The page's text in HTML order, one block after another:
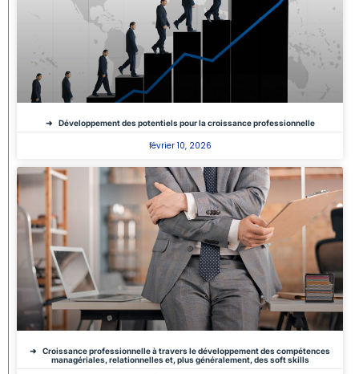
Développement des potentiels pour la croissance professionnelle
février 10, 2026
Croissance professionnelle à travers le développement des compétences
managériales, relationnelles et, plus généralement, des soft skills